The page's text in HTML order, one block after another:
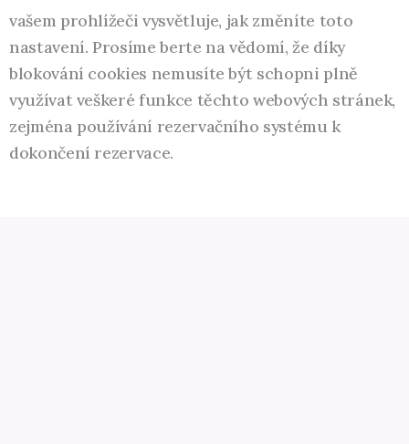
vašem prohlížeči vysvětluje, jak změníte toto
nastavení. Prosíme berte na vědomí, že díky
blokování cookies nemusíte být schopni plně
využívat veškeré funkce těchto webových stránek,
zejména používání rezervačního systému k
dokončení rezervace.